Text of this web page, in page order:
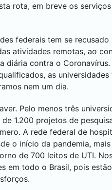
rota, em breve os
federais tem se recusado
atividades remotas, ao
diária contra o
as
nem um dia.
Pelo menos três
1.200 projetos de
A rede federal de
o início da pandemia,
de 700 leitos de UTI.
em todo o Brasil, pois